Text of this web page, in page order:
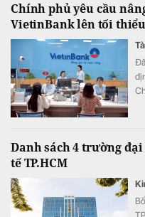
Chính phủ yêu cầu
VietinBank lên tối
Danh sách 4 trường
tế TP.HCM